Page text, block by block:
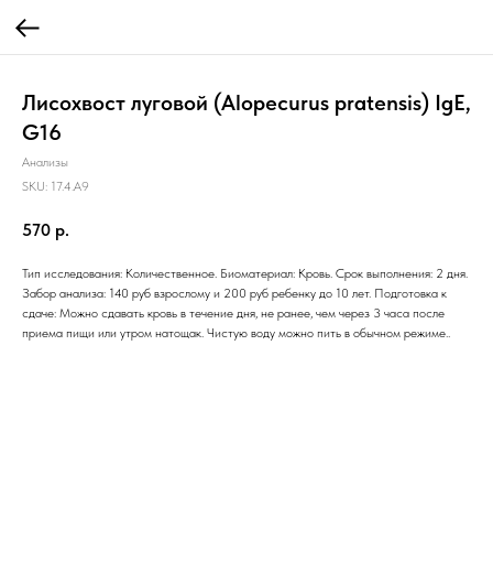
Лисохвост луговой (Alopecurus pratensis) IgE,
G16
Анализы
SKU: 17.4.A9
570 р.
Тип исследования: Количественное. Биоматериал: Кровь. Срок выполнения: 2 дня.
Забор анализа: 140 руб взрослому и 200 руб ребенку до 10 лет. Подготовка к
сдаче: Можно сдавать кровь в течение дня, не ранее, чем через 3 часа после
приема пищи или утром натощак. Чистую воду можно пить в обычном режиме..